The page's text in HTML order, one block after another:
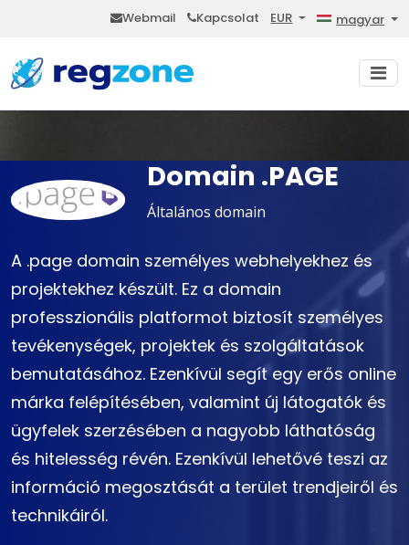
Webmail Kapcsolat EUR magyar
Domain .PAGE
Általános domain
A .page domain személyes webhelyekhez és
projektekhez készült. Ez a domain
professzionális platformot biztosít személyes
tevékenységek, projektek és szolgáltatások
bemutatásához. Ezenkívül segít egy erős online
márka felépítésében, valamint új látogatók és
ügyfelek szerzésében a nagyobb láthatóság
és hitelesség révén. Ezenkívül lehetővé teszi az
információ megosztását a terület trendjeiről és
technikáiról.